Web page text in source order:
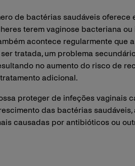
de bactérias saudáveis oferece
terem vaginose bacteriana
acontece regularmente que
tratada, um problema
no aumento do risco de
adicional.
proteger de infeções vaginais
das bactérias
causadas por antibióticos ou